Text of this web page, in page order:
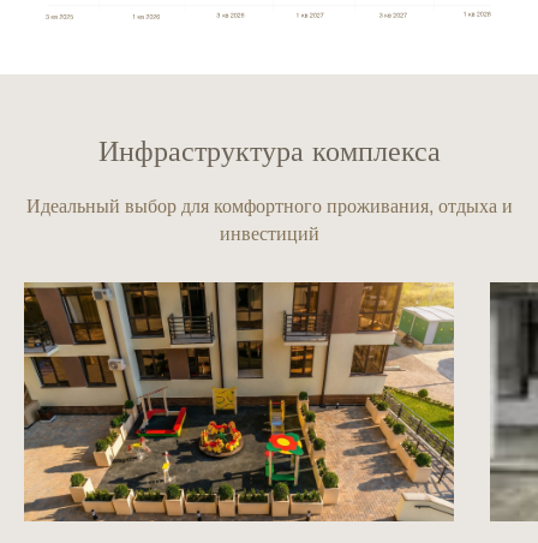
Инфраструктура комплекса
Идеальный выбор для комфортного проживания, отдыха и
инвестиций